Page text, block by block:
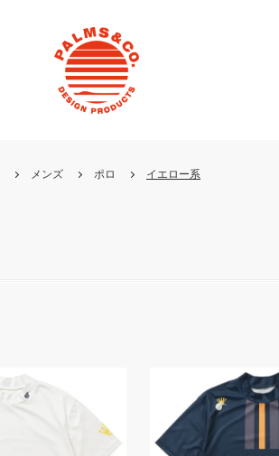
メンズ ポロ イエロー系